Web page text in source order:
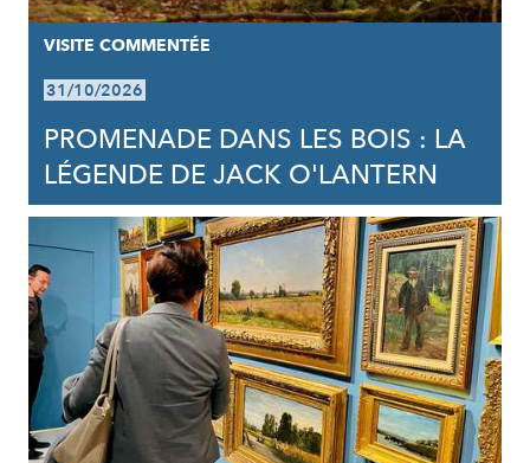
VISITE COMMENTÉE
31/10/2026
PROMENADE DANS LES BOIS : LA
LÉGENDE DE JACK O'LANTERN